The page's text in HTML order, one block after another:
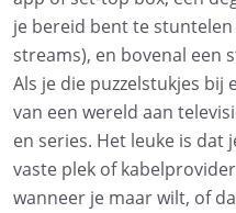
je bereid bent te
streams), en bovenal een
Als je die puzzelstukjes bij
van een wereld aan
en series. Het leuke is dat
vaste plek of
wanneer je maar wilt, of